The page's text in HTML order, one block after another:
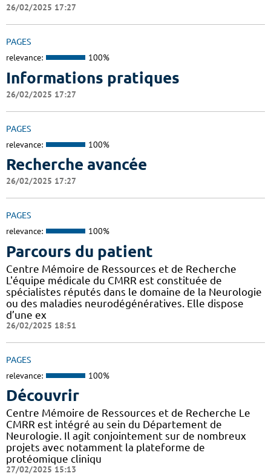
26/02/2025 17:27
PAGES
relevance: 100%
Informations pratiques
26/02/2025 17:27
PAGES
relevance: 100%
Recherche avancée
26/02/2025 17:27
PAGES
relevance: 100%
Parcours du patient
Centre Mémoire de Ressources et de Recherche
L'équipe médicale du CMRR est constituée de
spécialistes réputés dans le domaine de la Neurologie
ou des maladies neurodégénératives. Elle dispose
d’une ex
26/02/2025 18:51
PAGES
relevance: 100%
Découvrir
Centre Mémoire de Ressources et de Recherche Le
CMRR est intégré au sein du Département de
Neurologie. Il agit conjointement sur de nombreux
projets avec notamment la plateforme de
protéomique cliniqu
27/02/2025 15:13